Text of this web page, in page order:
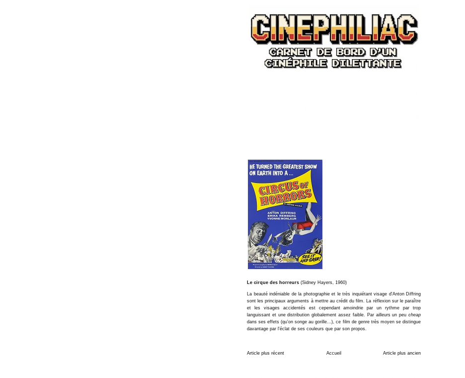
Le cirque des horreurs (Sidney Hayers, 1960)
La beauté indéniable de la photographie et le très inquiétant visage d'Anton Diffring
sont les principaux arguments à mettre au crédit du film. La réflexion sur le paraître
et les visages accidentés est cependant amoindrie par un rythme par trop
languissant et une distribution globalement assez faible. Par ailleurs un peu cheap
dans ses effets (qu'on songe au gorille...), ce film de genre très moyen se distingue
davantage par l'éclat de ses couleurs que par son propos.
Article plus récent Article plus ancien
Accueil